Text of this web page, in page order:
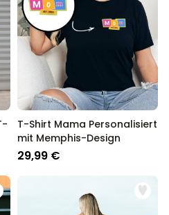
T-Shirt Mama Personalisiert
mit Memphis-Design
29,99 €